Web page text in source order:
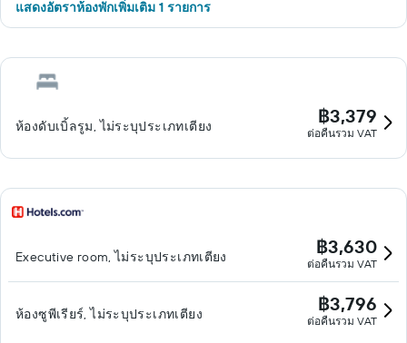
แสดงอัตราห้องพักเพิ่มเติม 1 รายการ
ห้องดับเบิ้ลรูม, ไม่ระบุประเภทเตียง ฿3,379
ต่อคืนรวม VAT
Executive room, ไม่ระบุประเภทเตียง ฿3,630
ต่อคืนรวม VAT
ห้องซูพีเรียร์, ไม่ระบุประเภทเตียง ฿3,796
ต่อคืนรวม VAT